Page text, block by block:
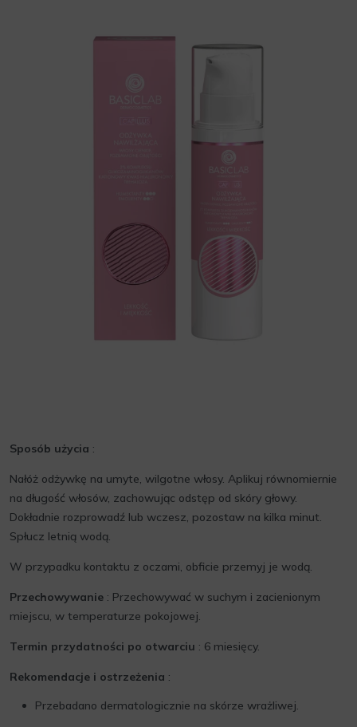
Sposób użycia :
Nałóż odżywkę na umyte, wilgotne włosy. Aplikuj równomiernie
na długość włosów, zachowując odstęp od skóry głowy.
Dokładnie rozprowadź lub wczesz, pozostaw na kilka minut.
Spłucz letnią wodą.
W przypadku kontaktu z oczami, obficie przemyj je wodą.
Przechowywanie : Przechowywać w suchym i zacienionym
miejscu, w temperaturze pokojowej.
Termin przydatności po otwarciu : 6 miesięcy.
Rekomendacje i ostrzeżenia :
Przebadano dermatologicznie na skórze wrażliwej.